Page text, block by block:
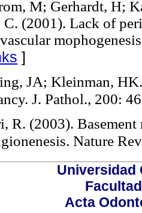
M; Gerhardt, H;
(2001). Lack of
]
JA; Kleinman,
J. Pathol., 200:
R. (2003). Basement
Nature
Universidad
Acta